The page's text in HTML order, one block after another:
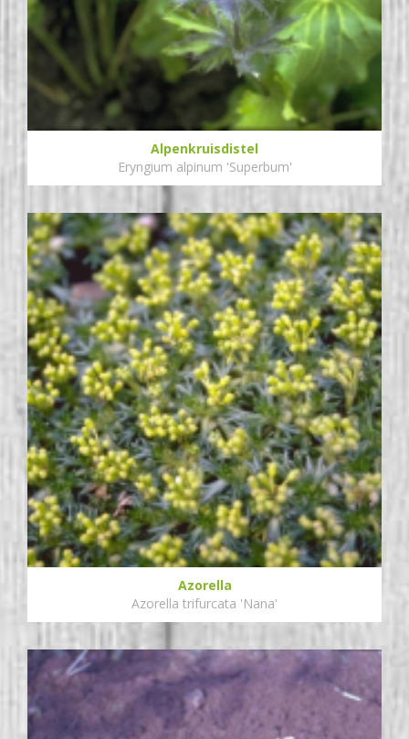
Alpenkruisdistel
Eryngium alpinum 'Superbum'
Azorella
Azorella trifurcata 'Nana'